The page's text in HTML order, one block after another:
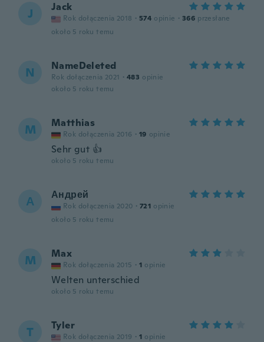
J Jack
Rok dołączenia 2018 · 574 opinie · 366 przesłane
około 5 roku temu
N NameDeleted
Rok dołączenia 2021 · 483 opinie
około 5 roku temu
M Matthias
Rok dołączenia 2016 · 19 opinie
Sehr gut 👍
około 5 roku temu
А Андрей
Rok dołączenia 2020 · 721 opinie
około 5 roku temu
M Max
Rok dołączenia 2015 · 1 opinie
Welten unterschied
około 5 roku temu
T Tyler
Rok dołączenia 2019 · 1 opinie